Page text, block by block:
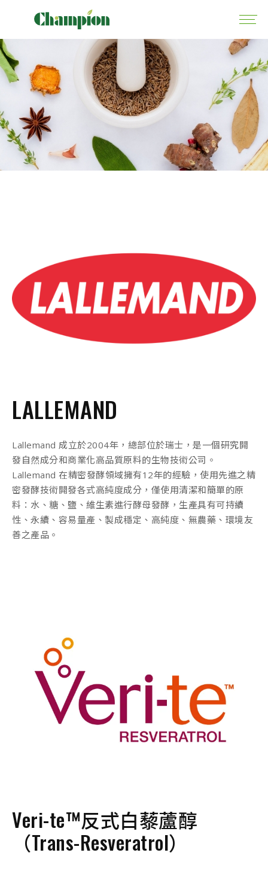
LALLEMAND
Lallemand 成立於2004年，總部位於瑞士，是一個研究開
發自然成分和商業化高品質原料的生物技術公司。
Lallemand 在精密發酵領域擁有12年的經驗，使用先進之精
密發酵技術開發各式高純度成分，僅使用清潔和簡單的原
料：水、糖、鹽、維生素進行酵母發酵，生產具有可持續
性、永續、容易量產、製成穩定、高純度、無農藥、環境友
善之產品。
Veri-te™反式白藜蘆醇
（Trans-Resveratrol）